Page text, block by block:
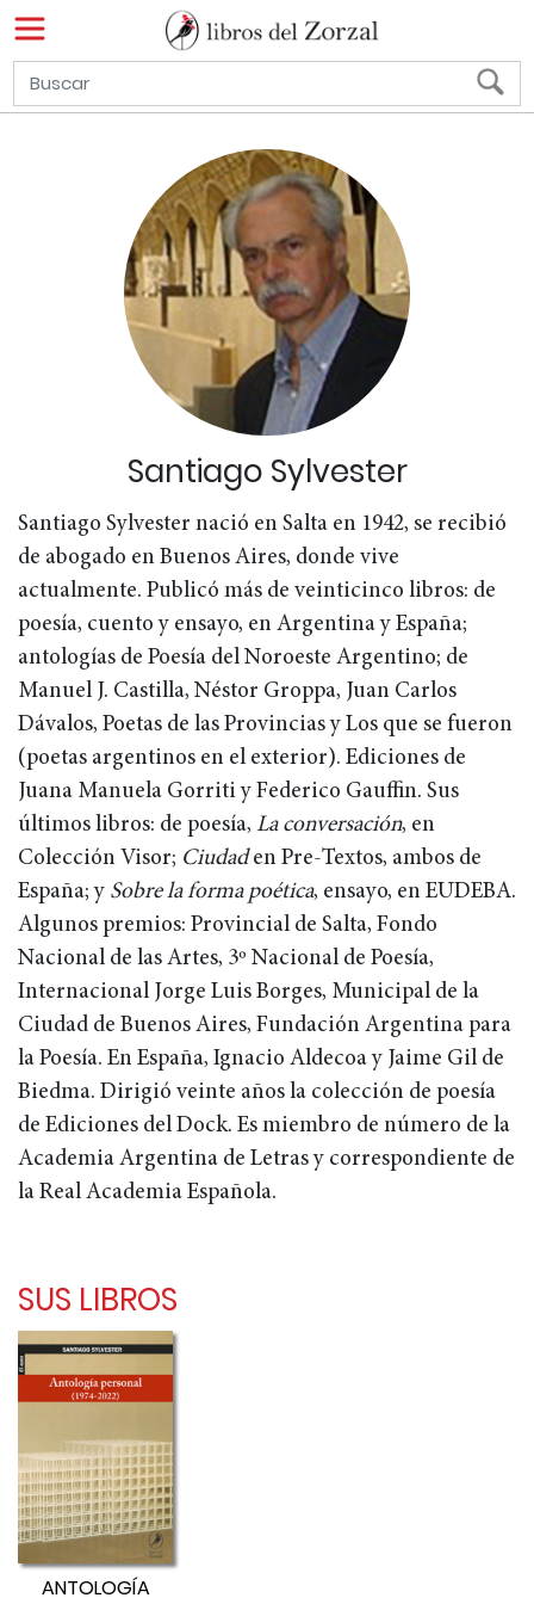
Santiago Sylvester
Santiago Sylvester nació en Salta en 1942, se recibió
de abogado en Buenos Aires, donde vive
actualmente. Publicó más de veinticinco libros: de
poesía, cuento y ensayo, en Argentina y España;
antologías de Poesía del Noroeste Argentino; de
Manuel J. Castilla, Néstor Groppa, Juan Carlos
Dávalos, Poetas de las Provincias y Los que se fueron
(poetas argentinos en el exterior). Ediciones de
Juana Manuela Gorriti y Federico Gauffin. Sus
últimos libros: de poesía, La conversación, en
Colección Visor; Ciudad en Pre-Textos, ambos de
España; y Sobre la forma poética, ensayo, en EUDEBA.
Algunos premios: Provincial de Salta, Fondo
Nacional de las Artes, 3º Nacional de Poesía,
Internacional Jorge Luis Borges, Municipal de la
Ciudad de Buenos Aires, Fundación Argentina para
la Poesía. En España, Ignacio Aldecoa y Jaime Gil de
Biedma. Dirigió veinte años la colección de poesía
de Ediciones del Dock. Es miembro de número de la
Academia Argentina de Letras y correspondiente de
la Real Academia Española.
SUS LIBROS
ANTOLOGÍA